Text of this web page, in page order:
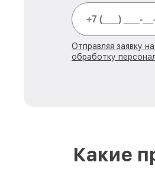
Отправляя заявку
обработку
Какие